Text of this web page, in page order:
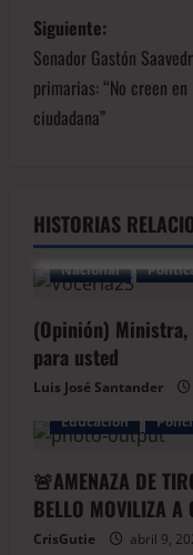
Siguiente:
Senador Gastón
primarias: “No creen
ciudadana”
HISTORIAS
Nacional
(Opinión) Ministra,
para usted
Luis José Santander
Educación
🚨AMENAZA DE
BELLO MOVILIZA A
CrisGutie abril 9,
BioBio